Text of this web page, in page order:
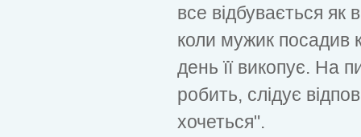
все відбувається як
коли мужик посадив
день її викопує. На
робить, слідує
хочеться".